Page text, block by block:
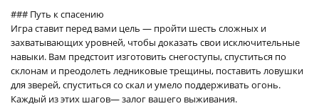
### Путь к спасению
Игра ставит перед вами цель — пройти шесть сложных и
захватывающих уровней, чтобы доказать свои исключительные
навыки. Вам предстоит изготовить снегоступы, спуститься по
склонам и преодолеть ледниковые трещины, поставить ловушки
для зверей, спуститься со скал и умело поддерживать огонь.
Каждый из этих шагов— залог вашего выживания.